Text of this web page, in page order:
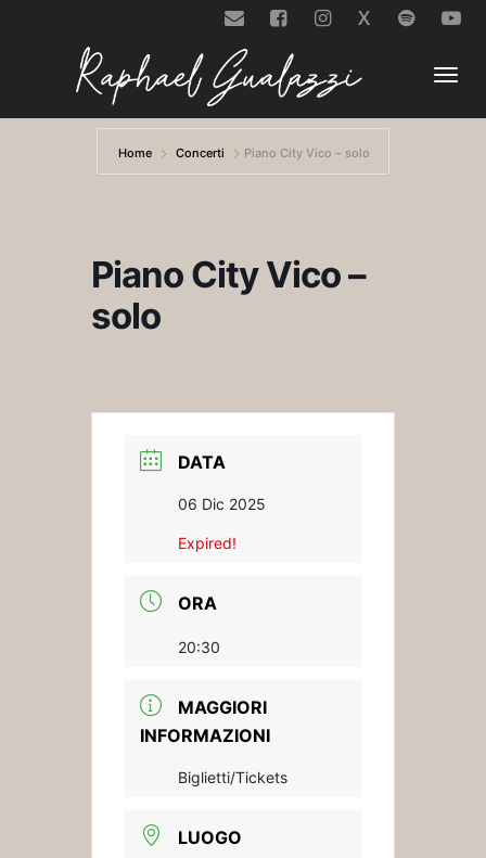
X
Home Concerti Piano City Vico – solo
Piano City Vico –
solo
DATA
06 Dic 2025
Expired!
ORA
20:30
MAGGIORI
INFORMAZIONI
Biglietti/Tickets
LUOGO